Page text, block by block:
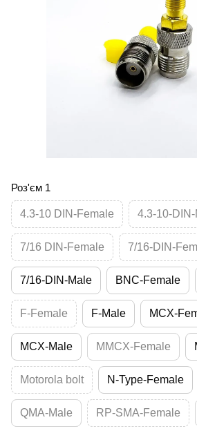
Роз'єм 1
4.3-10 DIN-Female 4.3-10-DIN-
7/16 DIN-Female 7/16-DIN-
7/16-DIN-Male BNC-Female
F-Female F-Male MCX-
MCX-Male MMCX-Female
Motorola bolt N-Type-Female
QMA-Male RP-SMA-Female